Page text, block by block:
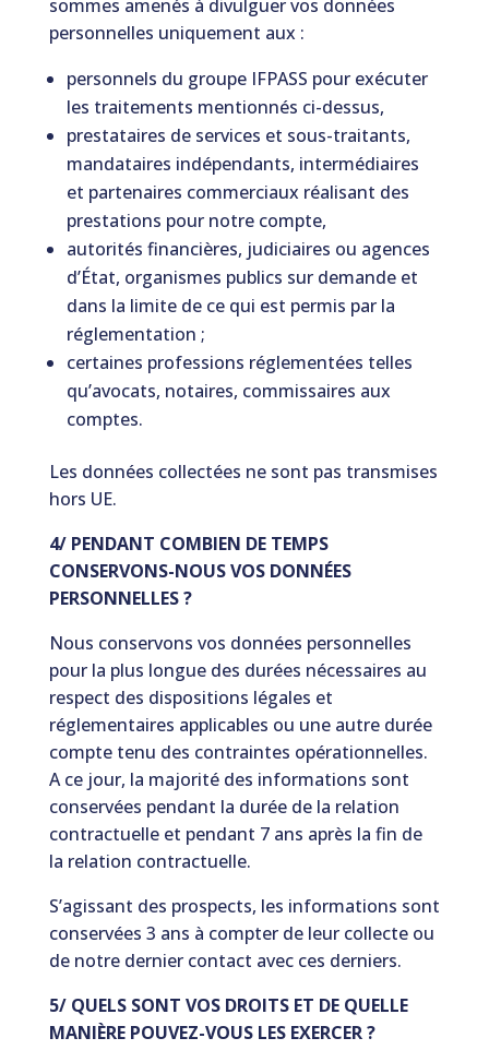
sommes amenés à divulguer vos données
personnelles uniquement aux :
personnels du groupe IFPASS pour exécuter
les traitements mentionnés ci-dessus,
prestataires de services et sous-traitants,
mandataires indépendants, intermédiaires
et partenaires commerciaux réalisant des
prestations pour notre compte,
autorités financières, judiciaires ou agences
d’État, organismes publics sur demande et
dans la limite de ce qui est permis par la
réglementation ;
certaines professions réglementées telles
qu’avocats, notaires, commissaires aux
comptes.
Les données collectées ne sont pas transmises
hors UE.
4/ PENDANT COMBIEN DE TEMPS
CONSERVONS-NOUS VOS DONNÉES
PERSONNELLES ?
Nous conservons vos données personnelles
pour la plus longue des durées nécessaires au
respect des dispositions légales et
réglementaires applicables ou une autre durée
compte tenu des contraintes opérationnelles.
A ce jour, la majorité des informations sont
conservées pendant la durée de la relation
contractuelle et pendant 7 ans après la fin de
la relation contractuelle.
S’agissant des prospects, les informations sont
conservées 3 ans à compter de leur collecte ou
de notre dernier contact avec ces derniers.
5/ QUELS SONT VOS DROITS ET DE QUELLE
MANIÈRE POUVEZ-VOUS LES EXERCER ?